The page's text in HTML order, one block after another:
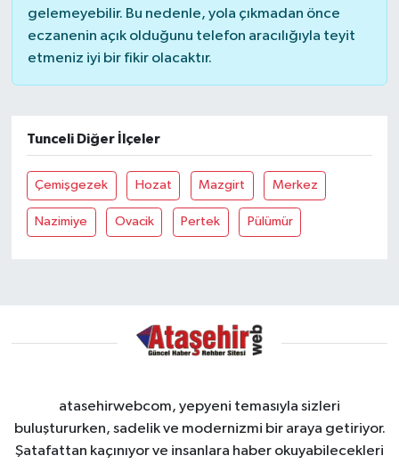
gelemeyebilir. Bu nedenle, yola çıkmadan önce
eczanenin açık olduğunu telefon aracılığıyla teyit
etmeniz iyi bir fikir olacaktır.
Tunceli Diğer İlçeler
Çemişgezek Hozat Mazgirt Merkez
Nazimiye Ovacik Pertek Pülümür
atasehirwebcom, yepyeni temasıyla sizleri
buluştururken, sadelik ve modernizmi bir araya getiriyor.
Şatafattan kaçınıyor ve insanlara haber okuyabilecekleri